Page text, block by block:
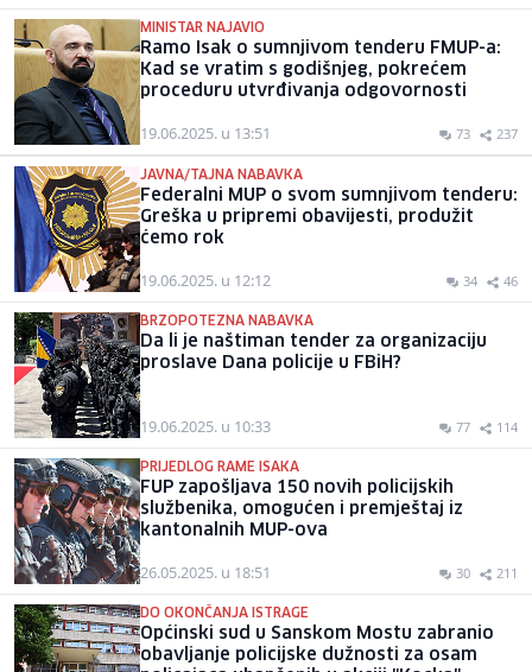
MINISTAR NAJAVIO
Ramo Isak o sumnjivom tenderu FMUP-a:
Kad se vratim s godišnjeg, pokrećem
proceduru utvrđivanja odgovornosti
19.06.2025. u 13:51 73 237
JAVNA/TAJNA NABAVKA
Federalni MUP o svom sumnjivom tenderu:
Greška u pripremi obavijesti, produžit
ćemo rok
19.06.2025. u 12:12 34 46
BRZOPOTEZNA NABAVKA
Da li je naštiman tender za organizaciju
proslave Dana policije u FBiH?
19.06.2025. u 10:33 77 114
PRIJEDLOG RAME ISAKA
FUP zapošljava 150 novih policijskih
službenika, omogućen i premještaj iz
kantonalnih MUP-ova
26.05.2025. u 18:51 30 211
DO OKONČANJA ISTRAGE
Općinski sud u Sanskom Mostu zabranio
obavljanje policijske dužnosti za osam